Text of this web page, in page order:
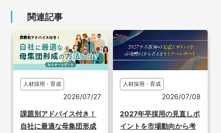
関連記事
人材採用・育成
2026/07/27
課題別アドバイス付き！
自社に最適な母集団形成
人材採用・育成
2026/07/08
2027年卒採用の見直しポ
イントを市場動向から考